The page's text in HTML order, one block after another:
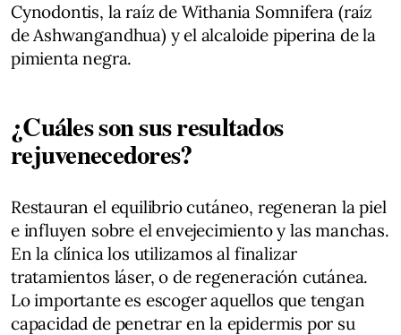
Cynodontis, la raíz de Withania Somnifera (raíz
de Ashwangandhua) y el alcaloide piperina de la
pimienta negra.
¿Cuáles son sus resultados
rejuvenecedores?
Restauran el equilibrio cutáneo, regeneran la piel
e influyen sobre el envejecimiento y las manchas.
En la clínica los utilizamos al finalizar
tratamientos láser, o de regeneración cutánea.
Lo importante es escoger aquellos que tengan
capacidad de penetrar en la epidermis por su